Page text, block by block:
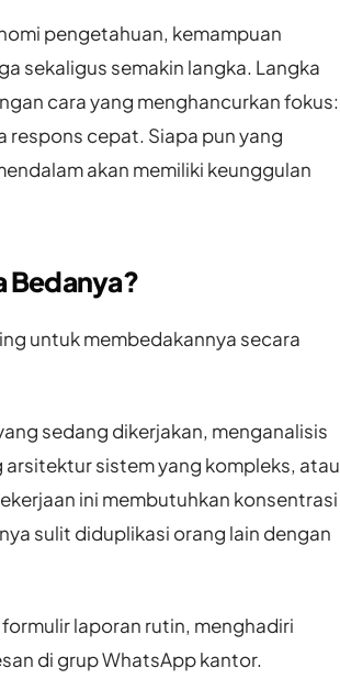
pengetahuan, kemampuan
sekaligus semakin langka. Langka
cara yang menghancurkan fokus:
respons cepat. Siapa pun yang
akan memiliki keunggulan
Bedanya?
untuk membedakannya secara
sedang dikerjakan, menganalisis
sistem yang kompleks, atau
ini membutuhkan konsentrasi
sulit diduplikasi orang lain dengan
laporan rutin, menghadiri
di grup WhatsApp kantor.